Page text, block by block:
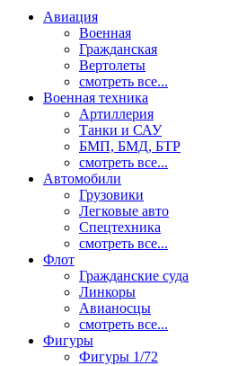
Авиация
Военная
Гражданская
Вертолеты
смотреть все...
Военная техника
Артиллерия
Танки и САУ
БМП, БМД, БТР
смотреть все...
Автомобили
Грузовики
Легковые авто
Спецтехника
смотреть все...
Флот
Гражданские суда
Линкоры
Авианосцы
смотреть все...
Фигуры
Фигуры 1/72